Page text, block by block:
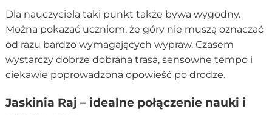
Dla nauczyciela taki punkt także bywa wygodny.
Można pokazać uczniom, że góry nie muszą oznaczać
od razu bardzo wymagających wypraw. Czasem
wystarczy dobrze dobrana trasa, sensowne tempo i
ciekawie poprowadzona opowieść po drodze.
Jaskinia Raj – idealne połączenie nauki i